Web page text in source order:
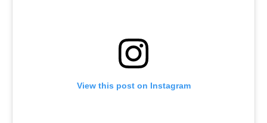
View this post on Instagram